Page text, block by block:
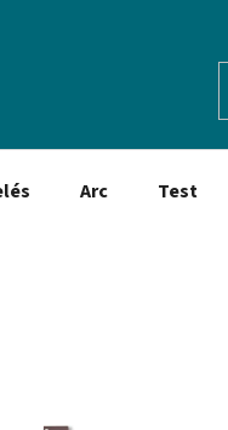
Arc Test